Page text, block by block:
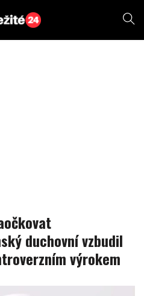
duchovní vzbudil
výrokem